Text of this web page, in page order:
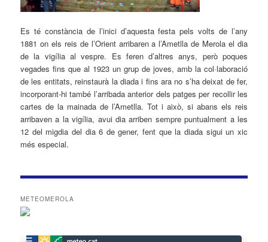
Es té constància de l’inici d’aquesta festa pels volts de l’any
1881 on els reis de l’Orient arribaren a l’Ametlla de Merola el dia
de la vigília al vespre. Es feren d’altres anys, però poques
vegades fins que al 1923 un grup de joves, amb la col·laboració
de les entitats, reinstaurà la diada i fins ara no s’ha deixat de fer,
incorporant-hi també l’arribada anterior dels patges per recollir les
cartes de la mainada de l’Ametlla. Tot i això, si abans els reis
arribaven a la vigília, avui dia arriben sempre puntualment a les
12 del migdia del dia 6 de gener, fent que la diada sigui un xic
més especial.
METEOMEROLA